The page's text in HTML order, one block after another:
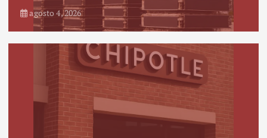
agosto 4, 2026